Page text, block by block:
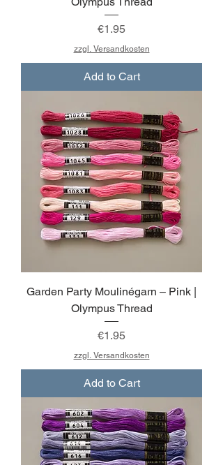
Price
€1.95
zzgl. Versandkosten
Add to Cart
Garden Party Moulinégarn – Pink |
Olympus Thread
Price
€1.95
zzgl. Versandkosten
Add to Cart